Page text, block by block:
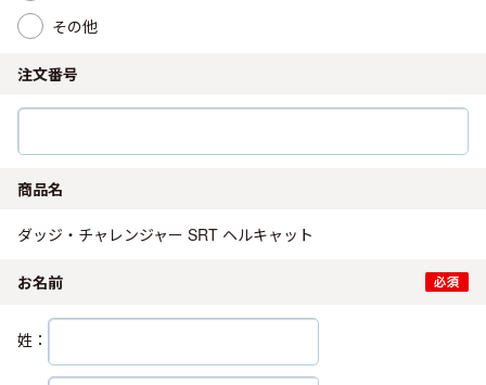
その他
注文番号
商品名
ダッジ・チャレンジャー SRT ヘルキャット
お名前
姓：